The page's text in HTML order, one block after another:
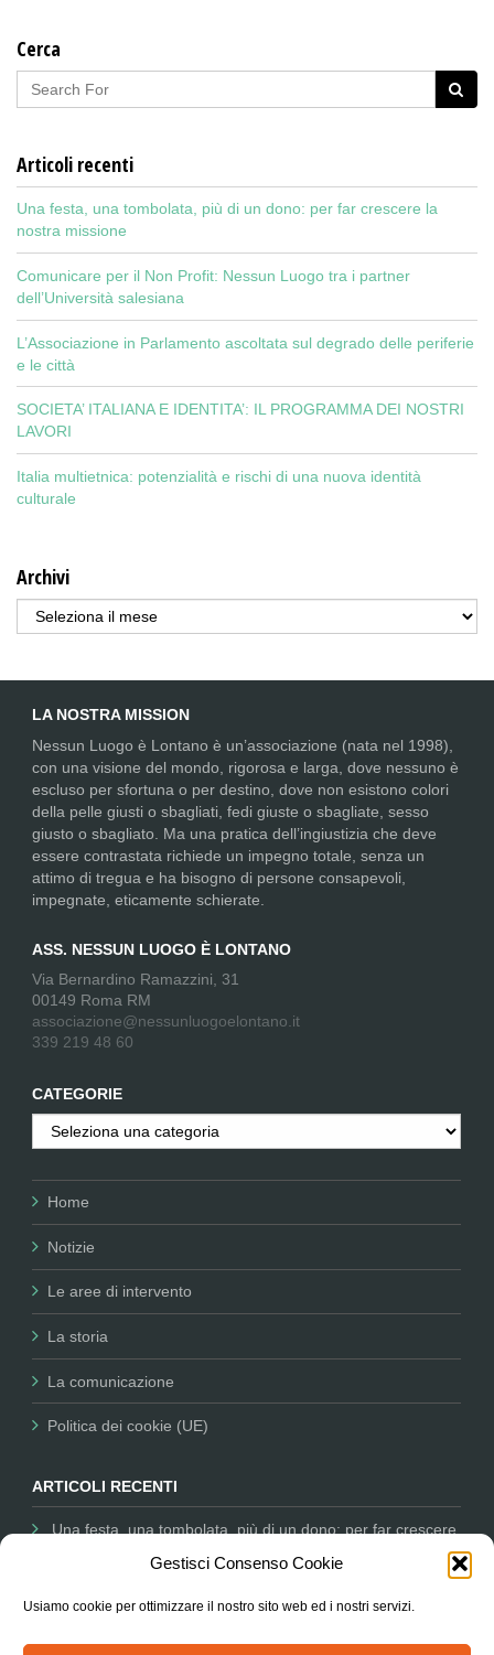
Gestisci Consenso Cookie
Usiamo cookie per ottimizzare il nostro sito web ed i nostri servizi.
Cerca
Articoli recenti
Una festa, una tombolata, più di un dono: per far crescere la
nostra missione
Comunicare per il Non Profit: Nessun Luogo tra i partner
dell’Università salesiana
L’Associazione in Parlamento ascoltata sul degrado delle periferie
e le città
SOCIETA’ ITALIANA E IDENTITA’: IL PROGRAMMA DEI NOSTRI
LAVORI
Italia multietnica: potenzialità e rischi di una nuova identità
culturale
Archivi
Archivi
LA NOSTRA MISSION
Nessun Luogo è Lontano è un’associazione (nata nel 1998),
con una visione del mondo, rigorosa e larga, dove nessuno è
escluso per sfortuna o per destino, dove non esistono colori
della pelle giusti o sbagliati, fedi giuste o sbagliate, sesso
giusto o sbagliato. Ma una pratica dell’ingiustizia che deve
essere contrastata richiede un impegno totale, senza un
attimo di tregua e ha bisogno di persone consapevoli,
impegnate, eticamente schierate.
ASS. NESSUN LUOGO È LONTANO
Via Bernardino Ramazzini, 31
00149 Roma RM
associazione@nessunluogoelontano.it
339 219 48 60
CATEGORIE
Categorie
Home
Notizie
Le aree di intervento
La storia
La comunicazione
Politica dei cookie (UE)
ARTICOLI RECENTI
Una festa, una tombolata, più di un dono: per far crescere
dell’Università salesiana